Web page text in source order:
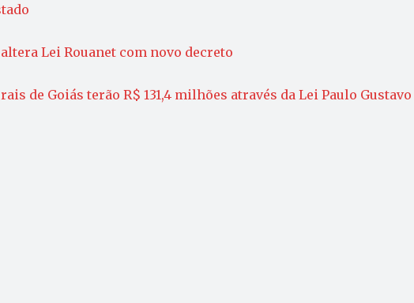
Lei Rouanet com novo decreto
de Goiás terão R$ 131,4 milhões através da Lei Paulo Gustavo